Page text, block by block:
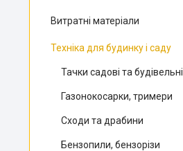
Витратні матеріали
Техніка для будинку і саду
Тачки садові та будівельні
Газонокосарки, тримери
Сходи та драбини
Бензопили, бензорізи